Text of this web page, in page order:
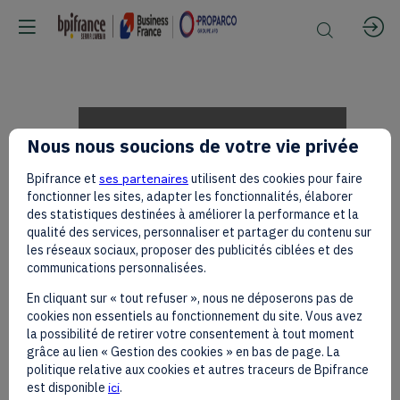
Natacha
CAMBRIELS
and
Nick
Nous nous soucions de votre vie privée
Bpifrance et ses partenaires utilisent des cookies pour faire
fonctionner les sites, adapter les fonctionnalités, élaborer
des statistiques destinées à améliorer la performance et la
qualité des services, personnaliser et partager du contenu sur
les réseaux sociaux, proposer des publicités ciblées et des
communications personnalisées.
En cliquant sur « tout refuser », nous ne déposerons pas de
cookies non essentiels au fonctionnement du site. Vous avez
la possibilité de retirer votre consentement à tout moment
grâce au lien « Gestion des cookies » en bas de page. La
politique relative aux cookies et autres traceurs de Bpifrance
est disponible ici.